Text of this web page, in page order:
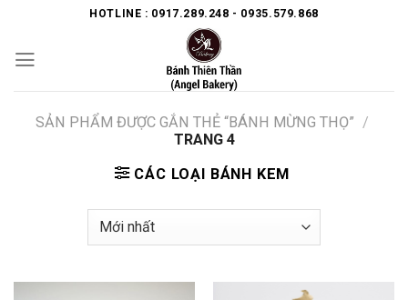
content
HOTLINE : 0917.289.248 - 0935.579.868
SẢN PHẨM ĐƯỢC GẮN THẺ “BÁNH MỪNG THỌ” /
TRANG 4
CÁC LOẠI BÁNH KEM